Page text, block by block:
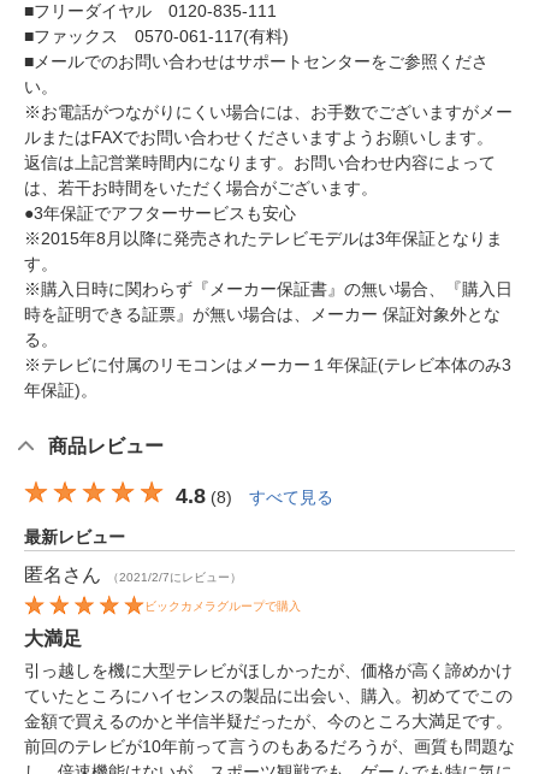
■フリーダイヤル 0120-835-111
■ファックス 0570-061-117(有料)
■メールでのお問い合わせはサポートセンターをご参照くださ
い。
※お電話がつながりにくい場合には、お手数でございますがメー
ルまたはFAXでお問い合わせくださいますようお願いします。
返信は上記営業時間内になります。お問い合わせ内容によって
は、若干お時間をいただく場合がございます。
●3年保証でアフターサービスも安心
※2015年8月以降に発売されたテレビモデルは3年保証となりま
す。
※購入日時に関わらず『メーカー保証書』の無い場合、『購入日
時を証明できる証票』が無い場合は、メーカー 保証対象外とな
る。
※テレビに付属のリモコンはメーカー１年保証(テレビ本体のみ3
年保証)。
商品レビュー
4.8 (8) すべて見る
最新レビュー
匿名 さん （2021/2/7にレビュー）
ビックカメラグループで購入
大満足
引っ越しを機に大型テレビがほしかったが、価格が高く諦めかけ
ていたところにハイセンスの製品に出会い、購入。初めてでこの
金額で買えるのかと半信半疑だったが、今のところ大満足です。
前回のテレビが10年前って言うのもあるだろうが、画質も問題な